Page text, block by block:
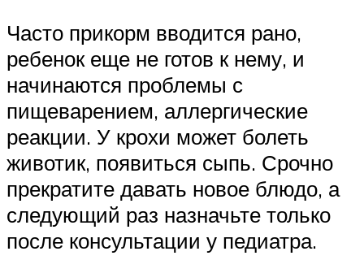
Часто прикорм вводится рано,
ребенок еще не готов к нему, и
начинаются проблемы с
пищеварением, аллергические
реакции. У крохи может болеть
животик, появиться сыпь. Срочно
прекратите давать новое блюдо, а
следующий раз назначьте только
после консультации у педиатра.